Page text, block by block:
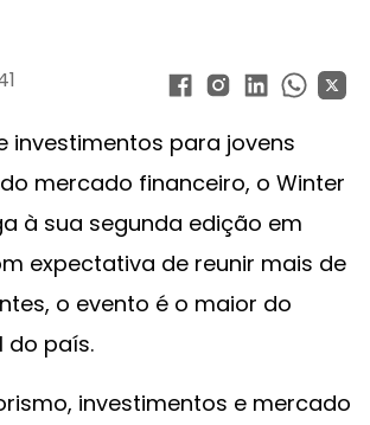
investimentos para jovens
mercado financeiro, o Winter
à sua segunda edição em
expectativa de reunir mais de
o evento é o maior do
do país.
investimentos e mercado